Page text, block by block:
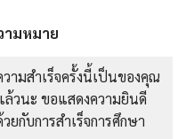
ามหมาย
วามสำเร็จครั้งนี้เป็นของคุณ
ล้วนะ ขอแสดงความยินดี
ยกับการสำเร็จการศึกษา